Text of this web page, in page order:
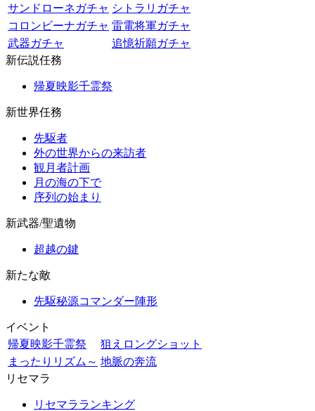
サンドローネガチャ シトラリガチャ
コロンビーナガチャ 雷電将軍ガチャ
武器ガチャ
追憶祈願ガチャ
新伝説任務
帰夏映影千霊祭
新世界任務
先駆者
外の世界からの来訪者
観月者計画
月の海の下で
序列の始まり
新武器/聖遺物
超越の鍵
新たな敵
先駆秘源コマンダー陣形
イベント
帰夏映影千霊祭
狙えロングショット
まったりリズム～ 地脈の奔流
リセマラ
リセマラランキング